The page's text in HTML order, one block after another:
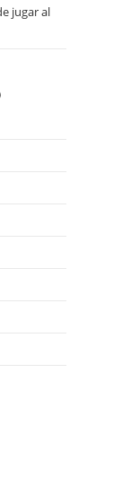
jugar al